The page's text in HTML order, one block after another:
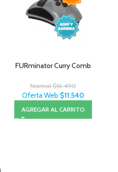
FURminator Curry Comb
Normal$16.490
Oferta Web $11.540
AGREGAR AL CARRITO